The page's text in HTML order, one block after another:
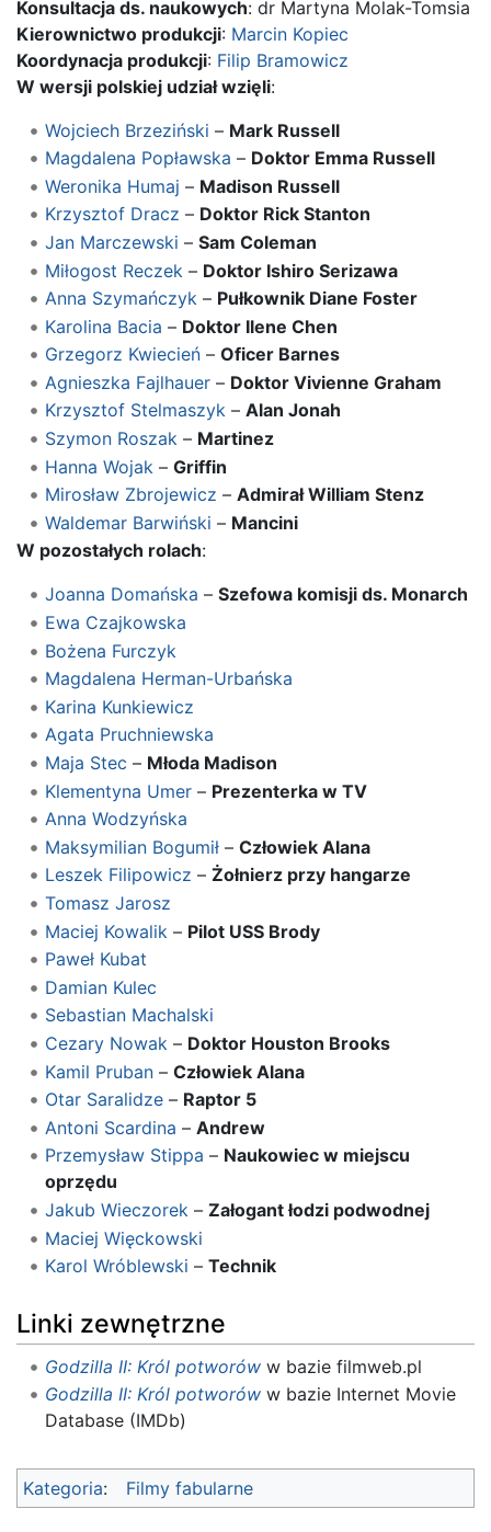
Konsultacja ds. naukowych: dr Martyna Molak-Tomsia
Kierownictwo produkcji: Marcin Kopiec
Koordynacja produkcji: Filip Bramowicz
W wersji polskiej udział wzięli:
Wojciech Brzeziński – Mark Russell
Magdalena Popławska – Doktor Emma Russell
Weronika Humaj – Madison Russell
Krzysztof Dracz – Doktor Rick Stanton
Jan Marczewski – Sam Coleman
Miłogost Reczek – Doktor Ishiro Serizawa
Anna Szymańczyk– Pułkownik Diane Foster
Karolina Bacia – Doktor Ilene Chen
Grzegorz Kwiecień– Oficer Barnes
Agnieszka Fajlhauer– Doktor Vivienne Graham
Krzysztof Stelmaszyk– Alan Jonah
Szymon Roszak– Martinez
Hanna Wojak – Griffin
Mirosław Zbrojewicz – Admirał William Stenz
Waldemar Barwiński – Mancini
W pozostałych rolach:
Joanna Domańska – Szefowa komisji ds. Monarch
Ewa Czajkowska
Bożena Furczyk
Magdalena Herman-Urbańska
Karina Kunkiewicz
Agata Pruchniewska
Maja Stec – Młoda Madison
Klementyna Umer– Prezenterka w TV
Anna Wodzyńska
Maksymilian Bogumił– Człowiek Alana
Leszek Filipowicz – Żołnierz przy hangarze
Tomasz Jarosz
Maciej Kowalik – Pilot USS Brody
Paweł Kubat
Damian Kulec
Sebastian Machalski
Cezary Nowak – Doktor Houston Brooks
Kamil Pruban– Człowiek Alana
Otar Saralidze– Raptor 5
Antoni Scardina – Andrew
Przemysław Stippa – Naukowiec w miejscu
oprzędu
Jakub Wieczorek – Załogant łodzi podwodnej
Maciej Więckowski
Karol Wróblewski – Technik
Linki zewnętrzne
Godzilla II: Król potworóww bazie filmweb.pl
Godzilla II: Król potworóww bazie Internet Movie
Database (IMDb)
Kategoria: Filmy fabularne